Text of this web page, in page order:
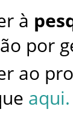
à
por
ao
aqui.